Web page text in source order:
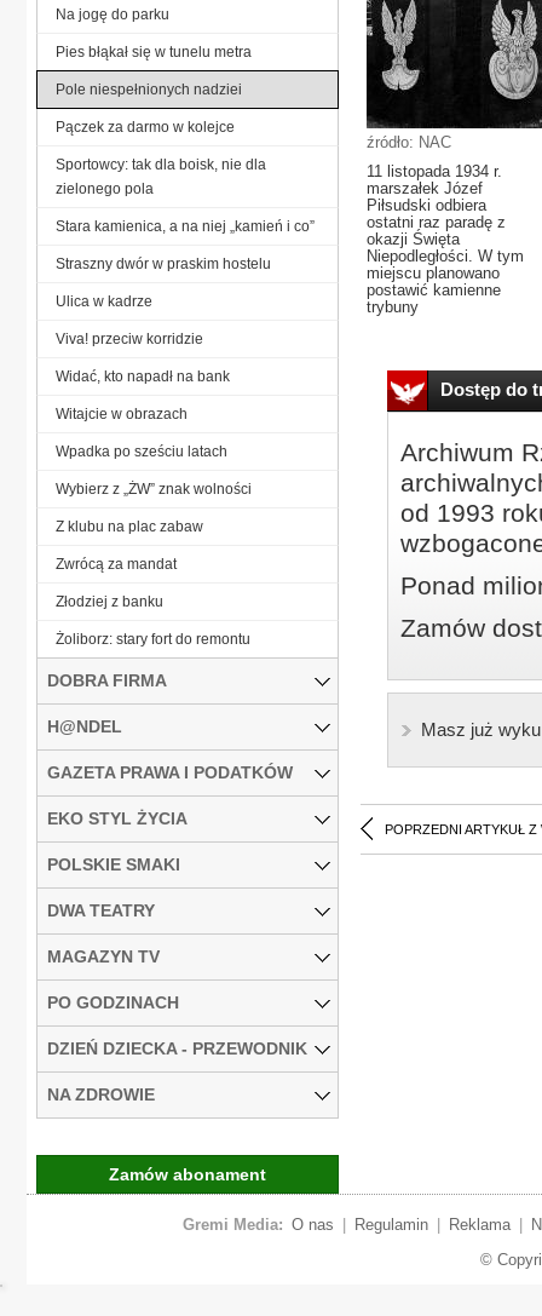
źródło: NAC
11 listopada 1934 r.
marszałek Józef
Piłsudski odbiera
ostatni raz paradę z
okazji Święta
Niepodległości. W tym
miejscu planowano
postawić kamienne
trybuny
Dostęp do
Archiwum
od 1993
Ponad
Zamów
Masz już
POPRZEDNI ARTYKUŁ Z
Na jogę do parku
Pies błąkał się w tunelu metra
Pole niespełnionych nadziei
Pączek za darmo w kolejce
Sportowcy: tak dla boisk, nie dla
zielonego pola
Stara kamienica, a na niej „kamień i co”
Straszny dwór w praskim hostelu
Ulica w kadrze
Viva! przeciw korridzie
Widać, kto napadł na bank
Witajcie w obrazach
Wpadka po sześciu latach
Wybierz z „ŻW” znak wolności
Z klubu na plac zabaw
Zwrócą za mandat
Złodziej z banku
Żoliborz: stary fort do remontu
DOBRA FIRMA
H@NDEL
GAZETA PRAWA I PODATKÓW
EKO STYL ŻYCIA
POLSKIE SMAKI
DWA TEATRY
MAGAZYN TV
PO GODZINACH
DZIEŃ DZIECKA - PRZEWODNIK
NA ZDROWIE
Zamów abonament
Gremi Media: O nas Regulamin Reklama
©